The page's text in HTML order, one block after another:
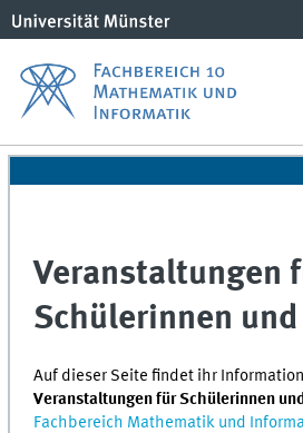
Veranstaltungen
Schülerinnen
Auf dieser Seite findet ihr
Veranstaltungen für Schülerinnen
Fachbereich Mathematik und